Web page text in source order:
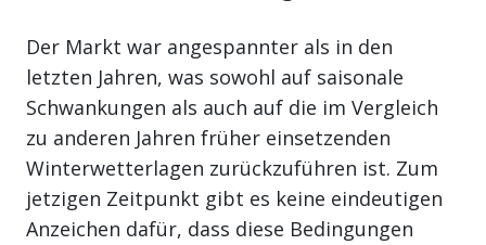
Der Markt war angespannter als in den
letzten Jahren, was sowohl auf saisonale
Schwankungen als auch auf die im Vergleich
zu anderen Jahren früher einsetzenden
Winterwetterlagen zurückzuführen ist. Zum
jetzigen Zeitpunkt gibt es keine eindeutigen
Anzeichen dafür, dass diese Bedingungen